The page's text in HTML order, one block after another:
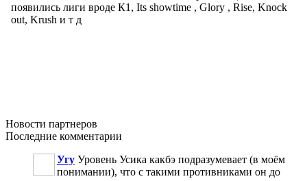
Новости партнеров
Последние комментарии
Угу Уровень Усика какбэ подразумевает (в моём
понимании), что с такими противниками он до